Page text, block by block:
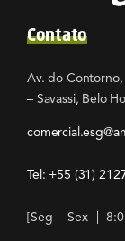
Contato
Av. do Contorno,
– Savassi, Belo
Tel: +55 (31)
[Seg – Sex |